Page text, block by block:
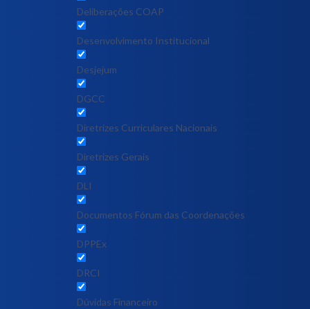
Deliberações COAP
Desenvolvimento Institucional
Desjejum
DGCC
Diretrizes Curriculares Nacionais
Diretrizes Gerais
DLI
Documentos Fórum das Coordenações
DPPEx
DRCI
Dúvidas Financeiro